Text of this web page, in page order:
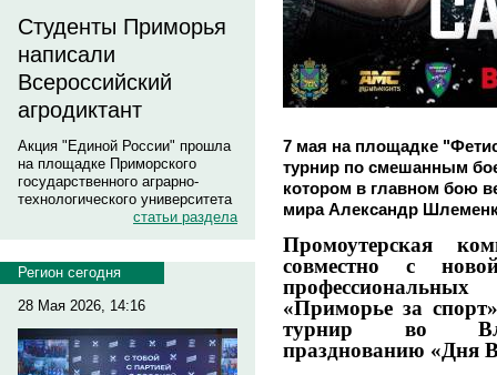
Студенты Приморья
написали
Всероссийский
агродиктант
Акция "Единой России" прошла
на площадке Приморского
государственного аграрно-
технологического университета
статьи раздела
Регион сегодня
28 Мая 2026, 14:16
7 мая на площадке
турнир по смешанным
котором в главном бою
мира Александр
Промоутерская
совместно с
«Приморье за
турнир во
празднованию «Дня